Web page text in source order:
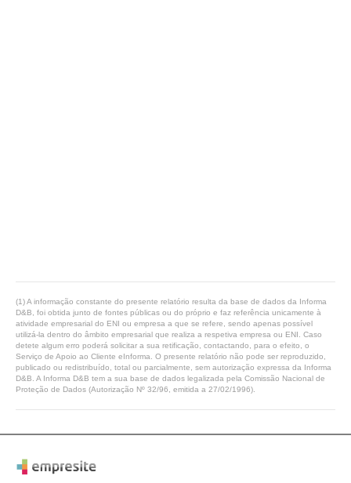
(1) A informação constante do presente relatório resulta da base de dados da Informa
D&B, foi obtida junto de fontes públicas ou do próprio e faz referência unicamente à
atividade empresarial do ENI ou empresa a que se refere, sendo apenas possível
utilizá-la dentro do âmbito empresarial que realiza a respetiva empresa ou ENI. Caso
detete algum erro poderá solicitar a sua retificação, contactando, para o efeito, o
Serviço de Apoio ao Cliente eInforma. O presente relatório não pode ser reproduzido,
publicado ou redistribuído, total ou parcialmente, sem autorização expressa da Informa
D&B. A Informa D&B tem a sua base de dados legalizada pela Comissão Nacional de
Proteção de Dados (Autorização Nº 32/96, emitida a 27/02/1996).